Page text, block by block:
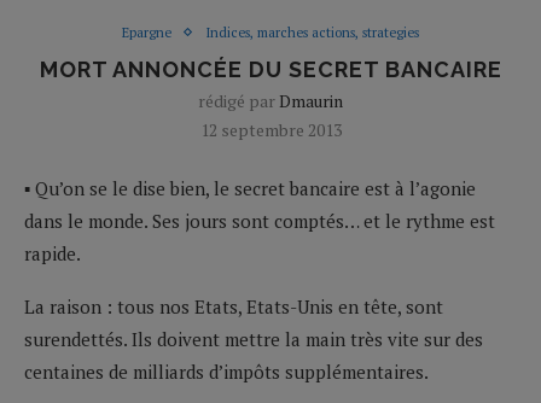
Epargne Indices, marches actions, strategies
MORT ANNONCÉE DU SECRET BANCAIRE
rédigé parDmaurin
12 septembre 2013
▪ Qu’on se le dise bien, le secret bancaire est à l’agonie
dans le monde. Ses jours sont comptés… et le rythme est
rapide.
La raison : tous nos Etats, Etats-Unis en tête, sont
surendettés. Ils doivent mettre la main très vite sur des
centaines de milliards d’impôts supplémentaires.